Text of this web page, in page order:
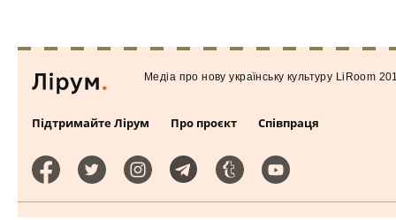
Підтримайте Лірум Про проєкт Співпраця
Медiа про нову українську культуру LiRoom